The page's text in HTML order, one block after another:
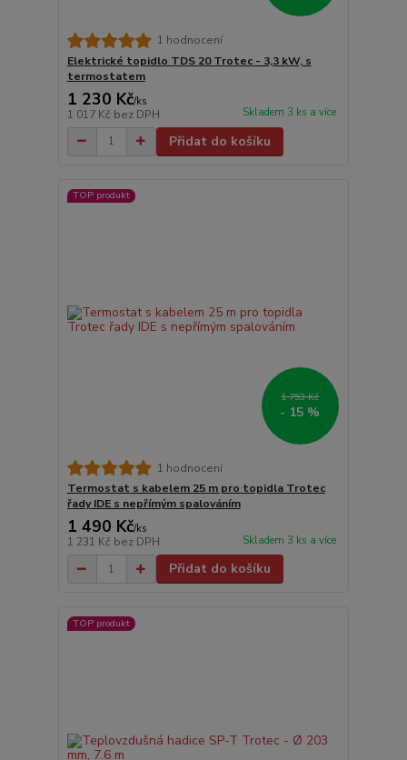
1 hodnocení
Elektrické topidlo TDS 20 Trotec - 3,3 kW, s
termostatem
1 230 Kč/ks
1 017 Kč bez DPH Skladem 3 ks a více
Přidat do košíku
TOP produkt
1 753 Kč
- 15 %
1 hodnocení
Termostat s kabelem 25 m pro topidla Trotec
řady IDE s nepřímým spalováním
1 490 Kč/ks
1 231 Kč bez DPH Skladem 3 ks a více
Přidat do košíku
TOP produkt